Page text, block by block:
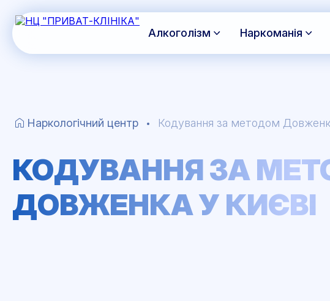
Алкоголізм Наркоманія
Наркологічний центр Кодування за методом
КОДУВАННЯ ЗА
ДОВЖЕНКА У КИЄВІ